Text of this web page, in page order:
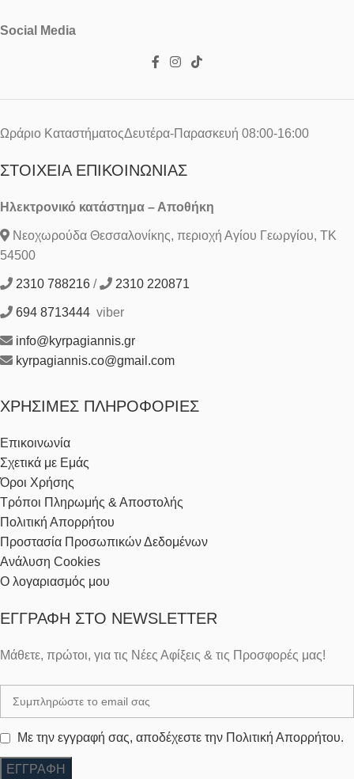
Social Media
Ωράριο ΚαταστήματοςΔευτέρα-Παρασκευή 08:00-16:00
ΣΤΟΙΧΕΊΑ ΕΠΙΚΟΙΝΩΝΊΑΣ
Ηλεκτρονικό κατάστημα – Αποθήκη
Νεοχωρούδα Θεσσαλονίκης, περιοχή Αγίου Γεωργίου, ΤΚ
54500
2310 788216 / 2310 220871
694 8713444 viber
info@kyrpagiannis.gr
kyrpagiannis.co@gmail.com
ΧΡΉΣΙΜΕΣ ΠΛΗΡΟΦΟΡΊΕΣ
Επικοινωνία
Σχετικά με Εμάς
Όροι Χρήσης
Τρόποι Πληρωμής & Αποστολής
Πολιτική Απορρήτου
Προστασία Προσωπικών Δεδομένων
Ανάλυση Cookies
Ο λογαριασμός μου
ΕΓΓΡΑΦΉ ΣΤΟ NEWSLETTER
Μάθετε, πρώτοι, για τις Νέες Αφίξεις & τις Προσφορές μας!
Με την εγγραφή σας, αποδέχεστε την Πολιτική Απορρήτου.